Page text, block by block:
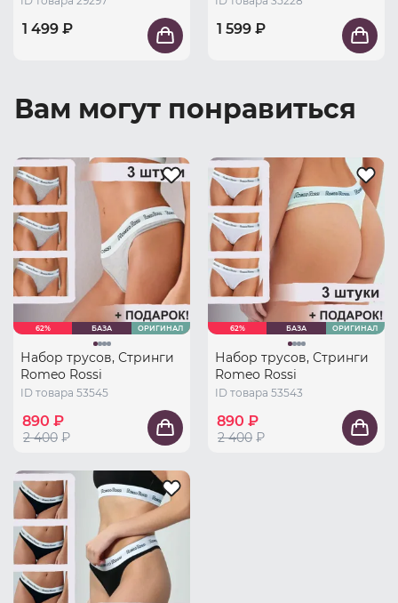
1 499 ₽ 1 599 ₽
Вам могут понравиться
62% БАЗА ОРИГИНАЛ
Набор трусов, Стринги
Romeo Rossi
ID товара 53545
890 ₽
2 400 ₽
62% БАЗА ОРИГИНАЛ
Набор трусов, Стринги
Romeo Rossi
ID товара 53543
890 ₽
2 400 ₽